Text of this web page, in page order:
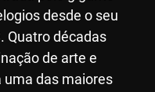
desde o seu
Quatro décadas
de arte e
uma das maiores